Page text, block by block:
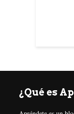
¿Qué es